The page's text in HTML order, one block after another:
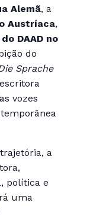
Alemã, a
Austríaca,
DAAD no
do
Sprache
vozes
a
política e
uma